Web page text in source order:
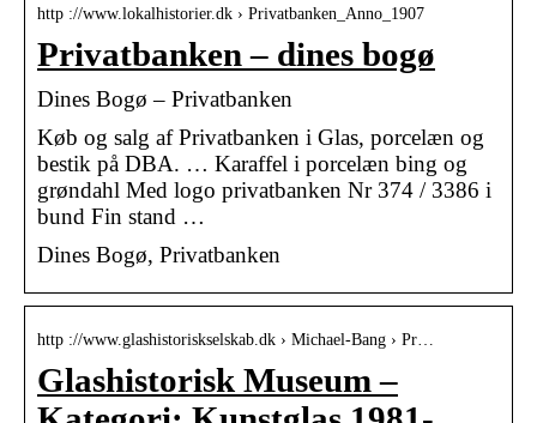
http ://www.lokalhistorier.dk › Privatbanken_Anno_1907
Privatbanken – dines bogø
Dines Bogø – Privatbanken
Køb og salg af Privatbanken i Glas, porcelæn og
bestik på DBA. … Karaffel i porcelæn bing og
grøndahl Med logo privatbanken Nr 374 / 3386 i
bund Fin stand …
Dines Bogø, Privatbanken
http ://www.glashistoriskselskab.dk › Michael-Bang › Pr…
Glashistorisk Museum –